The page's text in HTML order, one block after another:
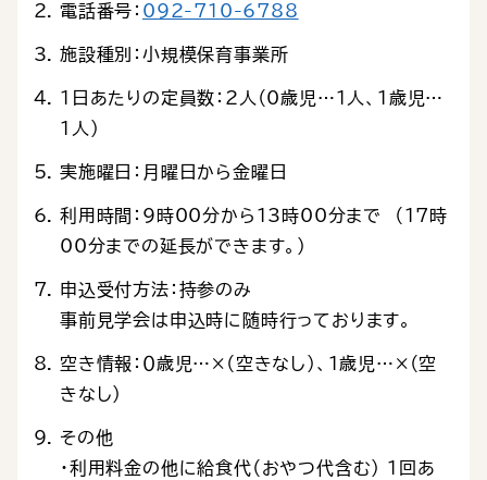
電話番号： 092-710-6788
施設種別：小規模保育事業所
1日あたりの定員数：2人（0歳児…1人、1歳児…
1人）
実施曜日：月曜日から金曜日
利用時間：9時00分から13時00分まで （17時
00分までの延長ができます。）
申込受付方法：持参のみ
事前見学会は申込時に随時行っております。
空き情報：０歳児…×（空きなし）、１歳児…×（空
きなし）
その他
・利用料金の他に給食代（おやつ代含む） 1回あ